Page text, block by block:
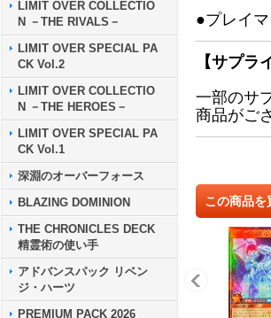
LIMIT OVER COLLECTIO
N －THE RIVALS－
LIMIT OVER SPECIAL PA
CK Vol.2
LIMIT OVER COLLECTIO
N －THE HEROES－
LIMIT OVER SPECIAL PA
CK Vol.1
深淵のオーバーフォース
BLAZING DOMINION
THE CHRONICLES DECK
精霊術の使い手
アドバンスパック リベン
ジ・ハーツ
PREMIUM PACK 2026
●プレイ
【サプラ
一部のサ
商品がご
この商品を